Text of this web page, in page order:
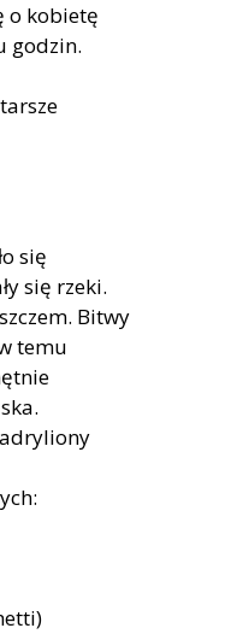
o kobietę
godzin.
się
się rzeki.
Bitwy
temu